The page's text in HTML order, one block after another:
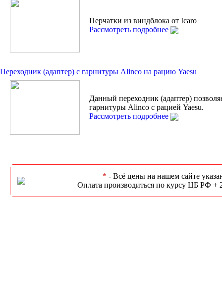
Перчатки из виндблока от Icaro
Рассмотреть подробнее
Переходник (адаптер) с гарнитуры Alinco на рацию Yaesu
Данный переходник (адаптер)
гарнитуры Alinco с рацией Yaesu.
Рассмотреть подробнее
* - Всё цены на нашем сайте
Оплата производиться по курсу ЦБ РФ +